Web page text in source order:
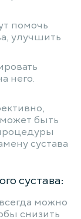
помочь
улучшить
него.
быть
сустава
сустава:
можно
снизить